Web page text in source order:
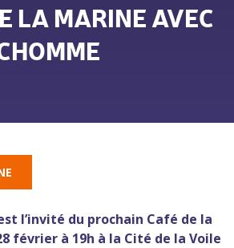
LA MARINE AVEC
l’invité du prochain Café de la
février à 19h à la Cité de la Voile